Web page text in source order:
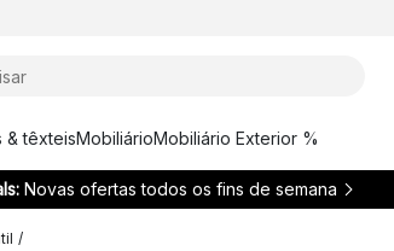
& têxteisMobiliárioMobiliário Exterior %
Novas ofertas todos os fins de semana
/